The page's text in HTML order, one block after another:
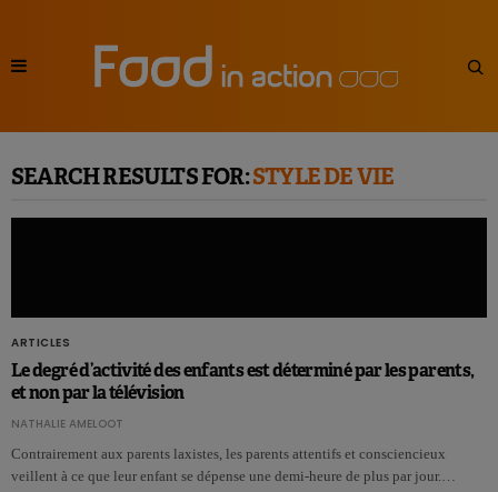
SEARCH RESULTS FOR:STYLE DE VIE
ARTICLES
Le degré d’activité des enfants est déterminé par les parents,
et non par la télévision
NATHALIE AMELOOT
Contrairement aux parents laxistes, les parents attentifs et consciencieux
veillent à ce que leur enfant se dépense une demi-heure de plus par jour.…